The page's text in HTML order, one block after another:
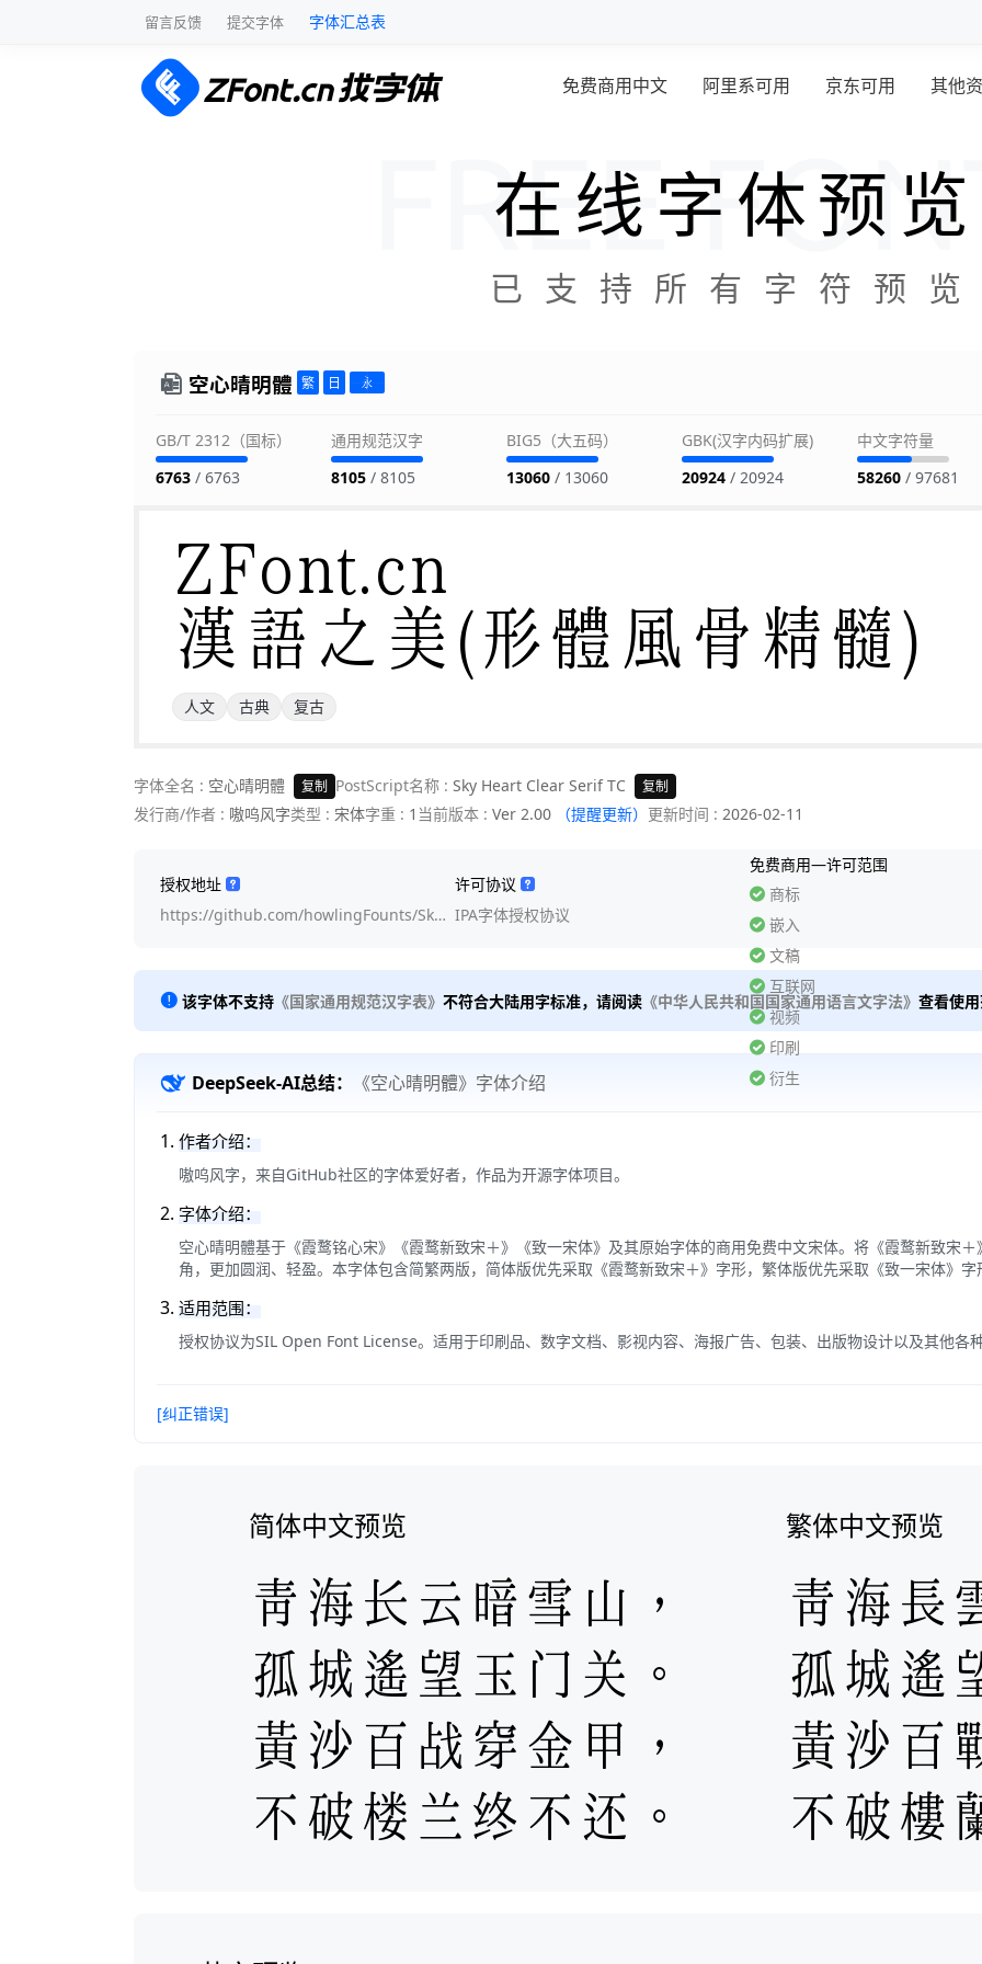
留言反馈 提交字体 字体汇总表
免费商用中文 阿里系可用 京东可用 其他
在线字体预览
已支持所有字符预览
空心晴明體
GB/T 2312（国标）
6763 / 6763
通用规范汉字
8105 / 8105
BIG5（大五码）
13060 / 13060
GBK(汉字内码扩展)
20924 / 20924
中文字符量
58260 / 97681
ZFont.cn
漢語之美(形體風骨精髓)
人文 古典 复古
字体全名 : 空心晴明體 复制 PostScript名称 : Sky Heart Clear Serif TC 复制
发行商/作者 : 嗷呜风字类型 : 宋体字重 : 1 当前版本 : Ver 2.00 （提醒更新） 更新时间 : 2026-02-11
授权地址
https://github.com/howlingFounts/Sk…
许可协议
IPA字体授权协议
免费商用—许可范围
商标
嵌入
文稿
互联网
视频
印刷
衍生
该字体不支持 《国家通用规范汉字表》 不符合大陆用字标准，请阅读 《中华人民共和国国家通用语言文字法》 查看使
DeepSeek-AI总结： 《空心晴明體》字体介绍
作者介绍：
嗷呜风字，来自GitHub社区的字体爱好者，作品为开源字体项目。
字体介绍：
空心晴明體基于《霞鹜铭心宋》《霞鹜新致宋＋》《致一宋体》及其原始字体的商用免费中文宋体。将《霞鹜新致宋
角，更加圆润、轻盈。本字体包含简繁两版，简体版优先采取《霞鹜新致宋＋》字形，繁体版优先采取《致一宋体》字
适用范围：
授权协议为SIL Open Font License。适用于印刷品、数字文档、影视内容、海报广告、包装、出版物设计以及其他各
[纠正错误]
简体中文预览 繁体中文预览